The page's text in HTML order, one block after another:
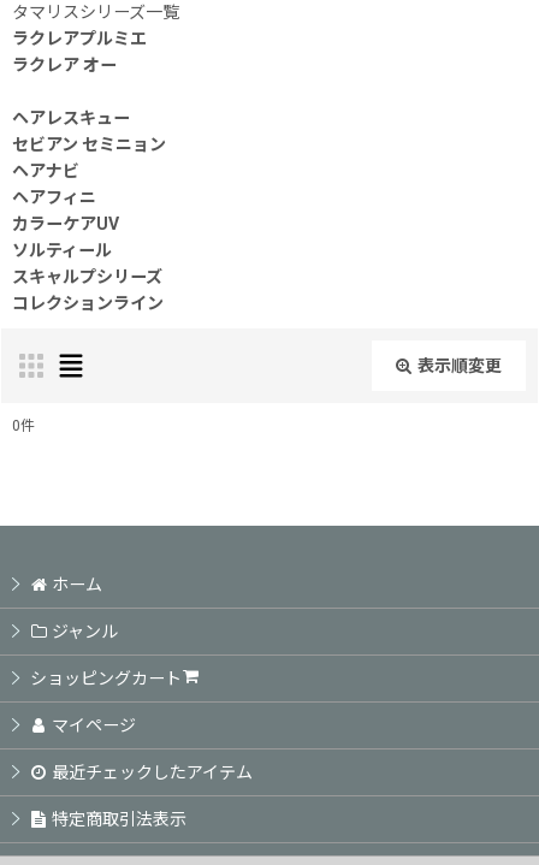
タマリスシリーズ一覧
ラクレアプルミエ
ラクレア オー
ヘアレスキュー
セビアン セミニョン
ヘアナビ
ヘアフィニ
カラーケアUV
ソルティール
スキャルプシリーズ
コレクションライン
表示順変更
絞り込む
0件
ホーム
ジャンル
ショッピングカート
マイページ
最近チェックしたアイテム
特定商取引法表示